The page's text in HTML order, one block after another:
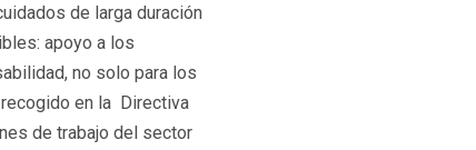
de larga duración
apoyo a los
no solo para los
en la Directiva
de trabajo del sector